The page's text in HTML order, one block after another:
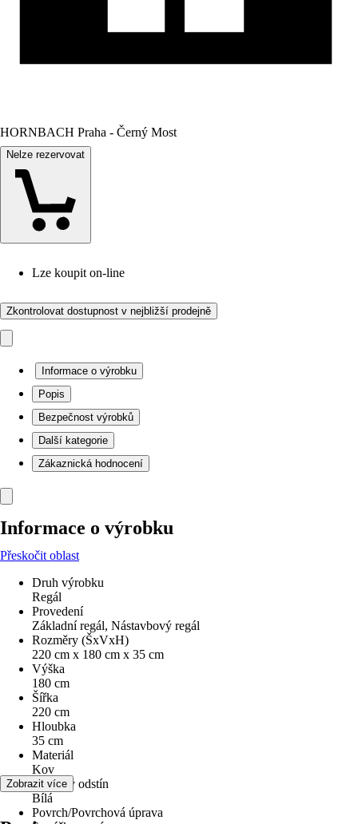
HORNBACH Praha - Černý Most
Nelze rezervovat
Lze koupit on-line
Zkontrolovat dostupnost v nejbližší prodejně
Informace o výrobku
Popis
Bezpečnost výrobků
Další kategorie
Zákaznická hodnocení
Informace o výrobku
Přeskočit oblast
Druh výrobku
Regál
Provedení
Základní regál, Nástavbový regál
Rozměry (ŠxVxH)
220 cm x 180 cm x 35 cm
Výška
180 cm
Šířka
220 cm
Hloubka
35 cm
Materiál
Kov
Barevný odstín
Bílá
Povrch/Povrchová úprava
Zobrazit více